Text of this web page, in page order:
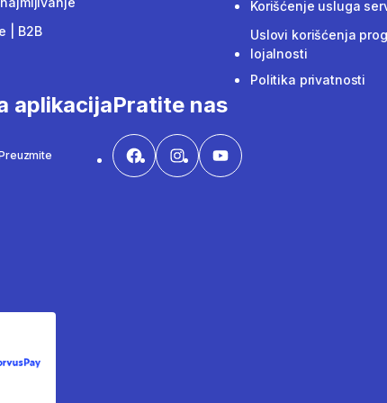
| B2B
Korišćenje usluga
Uslovi korišćenja
lojalnosti
Politika privatnosti
aplikacijaPratite nas
CorvusPay